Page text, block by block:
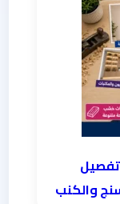
بمكة 0546138860 | تفصيل
والكنب